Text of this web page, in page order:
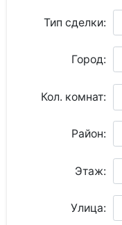
Тип сделки:
Город:
Кол. комнат:
Район:
Этаж:
Улица: